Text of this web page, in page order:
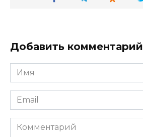
Добавить комментарий
Имя
*
Email
*
Комментарий